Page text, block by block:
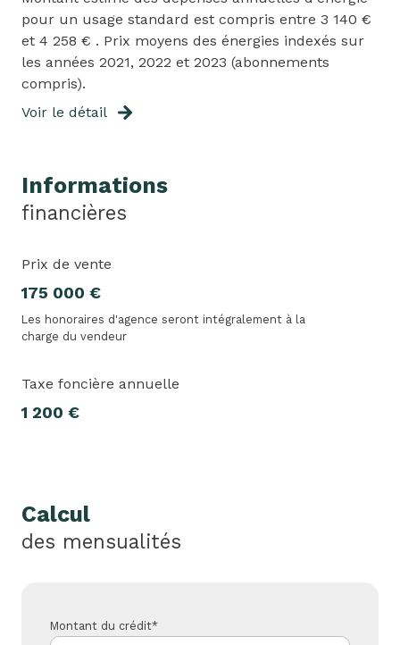
pour un usage standard est compris entre 3 140 €
et 4 258 € . Prix moyens des énergies indexés sur
les années 2021, 2022 et 2023 (abonnements
compris).
Voir le détail
Informations
financières
Prix de vente
175 000 €
Les honoraires d'agence seront intégralement à la
charge du vendeur
Taxe foncière annuelle
1 200 €
Calcul
des mensualités
Montant du crédit*